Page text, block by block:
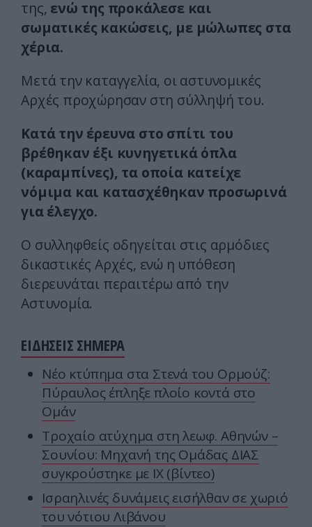
της, ενώ της προκάλεσε και
σωματικές κακώσεις, με μώλωπες στα
χέρια.
Μετά την καταγγελία, οι αστυνομικές
Αρχές προχώρησαν στη σύλληψή του.
Κατά την έρευνα στο σπίτι του
βρέθηκαν έξι κυνηγετικά όπλα
(καραμπίνες), τα οποία κατείχε
νόμιμα και κατασχέθηκαν προσωρινά
για έλεγχο.
Ο συλληφθείς οδηγείται στις αρμόδιες
δικαστικές Αρχές, ενώ η υπόθεση
διερευνάται περαιτέρω από την
Αστυνομία.
ΕΙΔΗΣΕΙΣ ΣΗΜΕΡΑ
Νέο κτύπημα στα Στενά του Ορμούζ:
Πύραυλος έπληξε πλοίο κοντά στο
Ομάν
Τροχαίο ατύχημα στη λεωφ. Αθηνών –
Σουνίου: Μηχανή της Ομάδας ΔΙΑΣ
συγκρούστηκε με ΙΧ (βίντεο)
Ισραηλινές δυνάμεις εισήλθαν σε χωριό
του νότιου Λιβάνου